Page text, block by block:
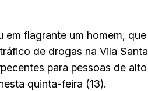
em flagrante um homem,
de drogas na Vila
para pessoas de
quinta-feira (13).